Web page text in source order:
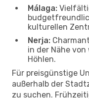
Málaga:
kulturellen
Nerja:
in der Nähe
Höhlen.
Für preisgünstige
außerhalb der
zu suchen.